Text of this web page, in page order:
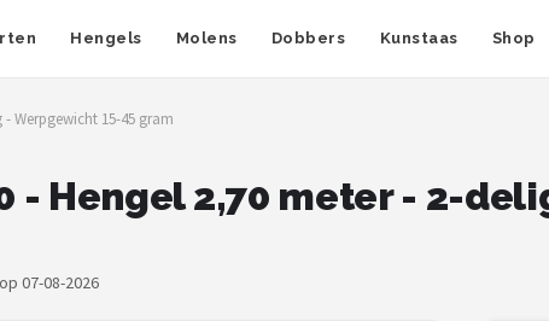
Hengels Molens Dobbers Kunstaas Shop
- Werpgewicht 15-45 gram
- Hengel 2,70 meter - 2-
07-08-2026